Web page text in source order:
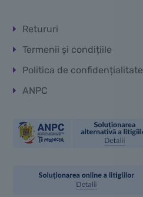
Retururi
Termenii și condițiile
Politica de confidențialitate
ANPC